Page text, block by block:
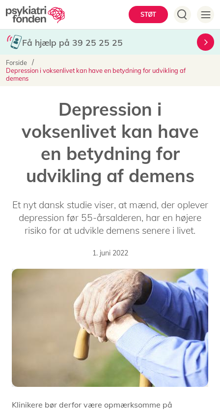
Gå
til
hovedindhold
STØT
Hovedmenu
Få hjælp på 39 25 25 25
Brødkrumme
Forside
Depression i voksenlivet kan have en betydning for udvikling af
demens
Depression i
voksenlivet kan have
en betydning for
udvikling af demens
Et nyt dansk studie viser, at mænd, der oplever
depression før 55-årsalderen, har en højere
risiko for at udvikle demens senere i livet.
1. juni 2022
Klinikere bør derfor være opmærksomme på